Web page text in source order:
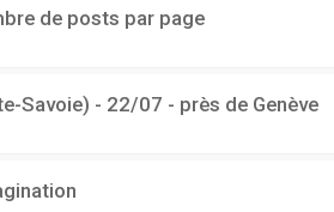
de posts par page
Savoie) - 22/07 - près de Genève